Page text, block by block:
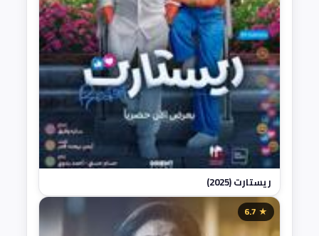
ريستارت (2025)
★ 6.7